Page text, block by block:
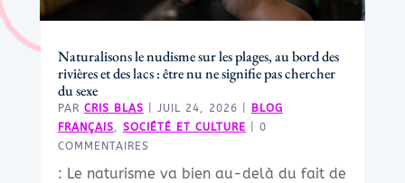
Naturalisons le nudisme sur les plages, au bord des
rivières et des lacs : être nu ne signifie pas chercher
du sexe
PAR CRIS BLAS JUIL 24, 2026
BLOG
FRANÇAIS, SOCIÉTÉ ET CULTURE | 0
COMMENTAIRES
: Le naturisme va bien au-delà du fait de